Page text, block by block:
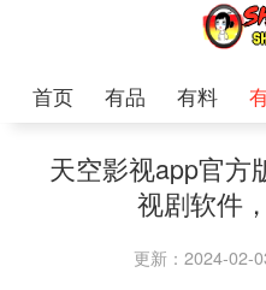
首页 有品 有料
天空影视app官方
视剧软件
更新：2024-02-